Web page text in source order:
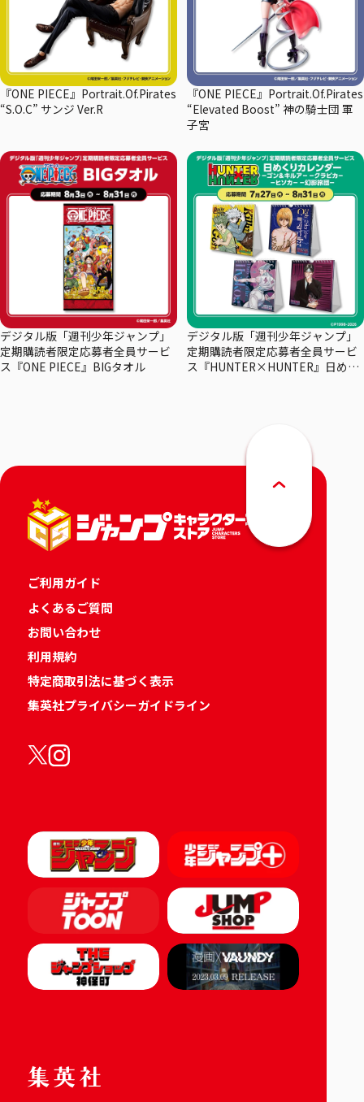
『ONE PIECE』Portrait.Of.Pirates
“S.O.C” サンジ Ver.R
『ONE PIECE』Portrait.Of.Pirates
“Elevated Boost” 神の騎士団 軍
子宮
デジタル版「週刊少年ジャンプ」
定期購読者限定応募者全員サービ
ス『ONE PIECE』BIGタオル
デジタル版「週刊少年ジャンプ」
定期購読者限定応募者全員サービ
ス『HUNTER×HUNTER』日めく
ご利用ガイド
よくあるご質問
お問い合わせ
利用規約
特定商取引法に基づく表示
集英社プライバシーガイドライン